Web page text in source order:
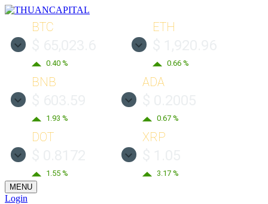
BTC
0.40 %
ETH
0.66 %
BNB
1.93 %
ADA
0.67 %
DOT
1.55 %
XRP
3.17 %
MENU
Login